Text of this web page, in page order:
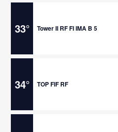
33° Tower II RF FI IMA B 5
34° TOP FIF RF